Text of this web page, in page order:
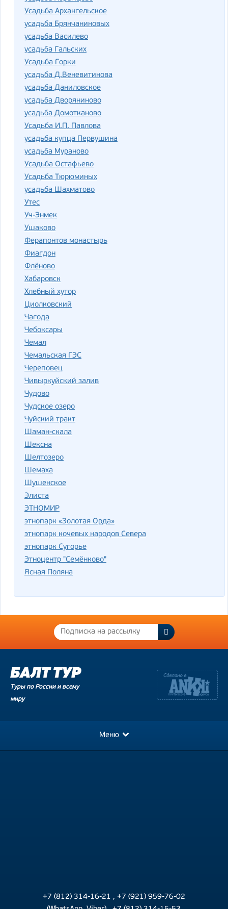
Усадьба Архангельское
усадьба Брянчаниновых
усадьба Василево
усадьба Гальских
Усадьба Горки
усадьба Д.Веневитинова
усадьба Даниловское
усадьба Дворяниново
усадьба Домотканово
Усадьба И.П. Павлова
усадьба купца Первушина
усадьба Мураново
Усадьба Остафьево
Усадьба Тюрюминых
усадьба Шахматово
Утес
Уч-Энмек
Ушаково
Ферапонтов монастырь
Фиагдон
Флёново
Хабаровск
Хлебный хутор
Циолковский
Чагода
Чебоксары
Чемал
Чемальская ГЭС
Череповец
Чивыркуйский залив
Чудово
Чудское озеро
Чуйский тракт
Шаман-скала
Шексна
Шелтозеро
Шемаха
Шушенское
Элиста
ЭТНОМИР
этнопарк «Золотая Орда»
этнопарк кочевых народов Севера
этнопарк Сугорье
Этноцентр "Семёнково"
Ясная Поляна
Туры по России и всему
миру
Меню
+7 (812) 314-16-21 , +7 (921) 959-76-02